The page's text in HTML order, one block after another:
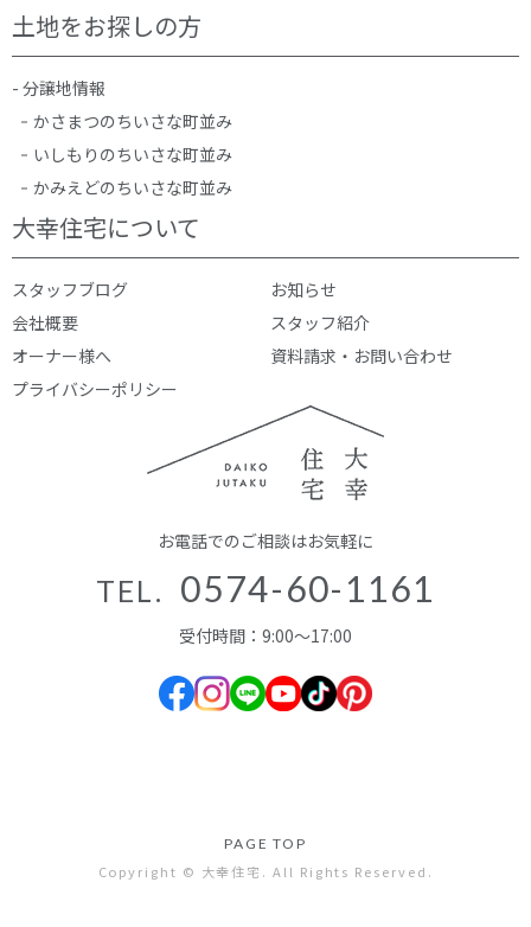
お電話でのご相談はお気軽に
TEL. 0574-60-1161
受付時間：9:00～17:00
土地をお探しの方
- 分譲地情報
かさまつのちいさな町並み
いしもりのちいさな町並み
かみえどのちいさな町並み
大幸住宅について
スタッフブログ
お知らせ
会社概要
スタッフ紹介
オーナー様へ
資料請求・お問い合わせ
プライバシーポリシー
Copyright © 大幸住宅. All Rights Reserved.
PAGE TOP